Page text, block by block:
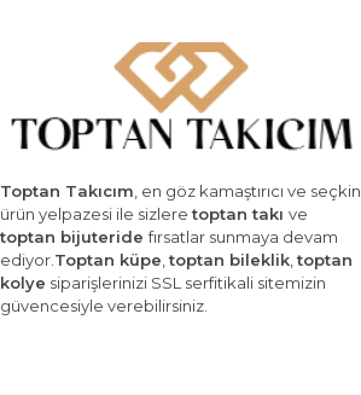
Toptan Takıcım, en göz kamaştırıcı ve seçkin
ürün yelpazesi ile sizleretoptan takı ve
toptan bijuteridefırsatlar sunmaya devam
ediyor.Toptan küpe,toptan bileklik,toptan
kolye siparişlerinizi SSL serfitikali sitemizin
güvencesiyle verebilirsiniz.